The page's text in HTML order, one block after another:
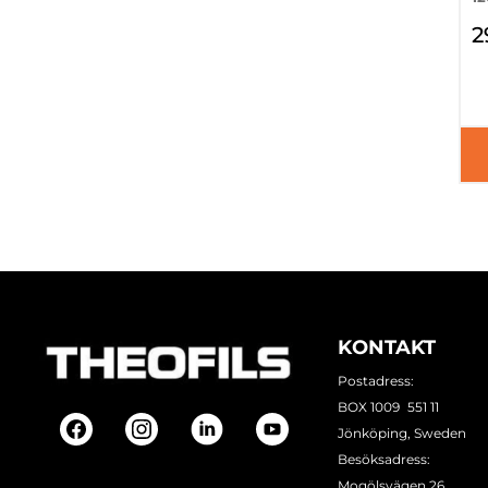
KONTAKT
Postadress:
BOX 1009 551 11
Jönköping, Sweden
Besöksadress: